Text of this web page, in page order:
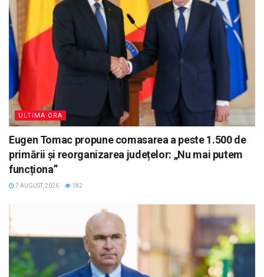
ULTIMA ORA
Eugen Tomac propune comasarea a peste 1.500 de
primării și reorganizarea județelor: „Nu mai putem
funcționa”
7 AUGUST, 2026 182